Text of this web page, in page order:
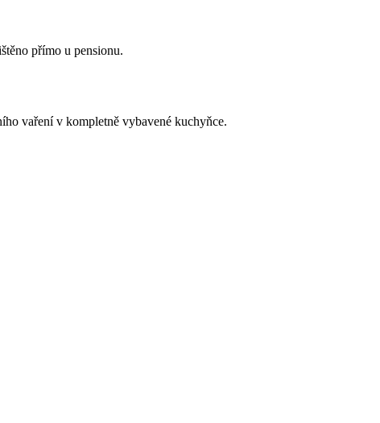
přímo u pensionu.
vaření v kompletně vybavené kuchyňce.